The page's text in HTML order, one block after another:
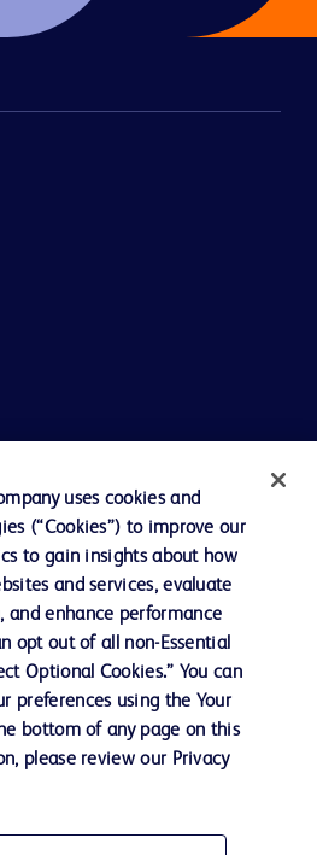
uses cookies and
(“Cookies”) to improve our
to gain insights about how
and services, evaluate
and enhance performance
opt out of all non-Essential
Optional Cookies.” You can
preferences using the Your
bottom of any page on this
please review our Privacy